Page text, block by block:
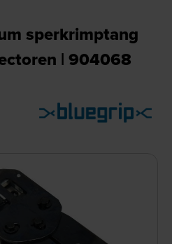
sperkrimptang
| 904068